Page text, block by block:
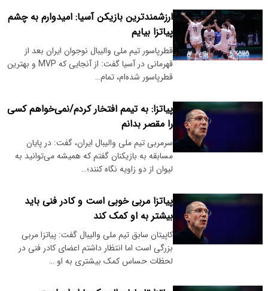
ارزشمندترین بازیکن آسیا: امیدوارم به چشم
پیاتزا بیایم
قطرپاسور تیم ملی والیبال نوجوان ایران بعد از
قهرمانی در آسیا گفت: از آنجایی که MVP و بهترین
قطرپاسور شده‌ام، تمام…
پیاتزا: به تیمم افتخار کردم/نمی‌خواهم کسی
را مقصر بدانم
سرمربی تیم ملی والیبال ایران، گفت: در پایان
مسابقه به بازیکنان گفتم که همیشه می‌توانید به
لیوان از دو زاویه نگاه کنند؛…
پیاتزا مربی خوبی است و کادر فنی باید
بیشتر به او کمک کند
کاپیتان سابق تیم ملی والیبال گفت: پیاتزا مربی
بزرگی است اما انتظار داشتم اعضای کادر فنی در
لحظات حساس کمک بیشتری به او …